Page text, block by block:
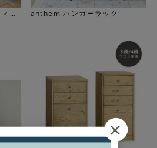
/ダブル＞右）＜幅/レギュラー
、大容量の収納ラックとして活躍
クなどをかけられるので、細々し
す。
anthem ハンガーラック